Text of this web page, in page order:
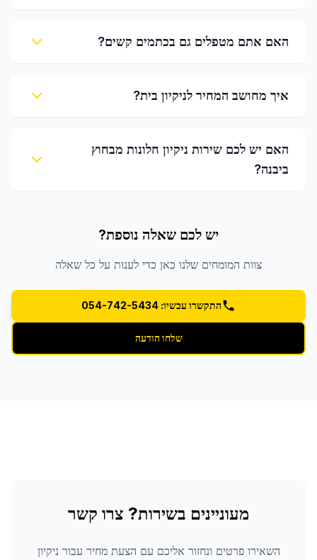
האם אתם מטפלים גם בכתמים קשים?
איך מחושב המחיר לניקיון בית?
האם יש לכם שירות ניקיון חלונות מבחוץ
ביבנה?
יש לכם שאלה נוספת?
צוות המומחים שלנו כאן כדי לענות על כל שאלה
התקשרו עכשיו: 054-742-5434
שלחו הודעה
מעוניינים בשירות? צרו קשר
השאירו פרטים ונחזור אליכם עם הצעת מחיר עבור ניקיון